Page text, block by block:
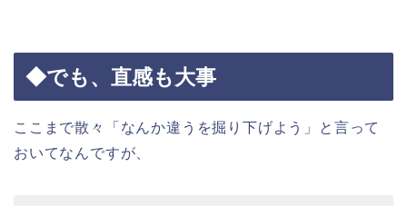
◆でも、直感も大事
ここまで散々「なんか違うを掘り下げよう」と言って
おいてなんですが、